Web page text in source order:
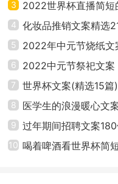
5、你一直在我左
处。
6、你是我的阿托
干舌燥是你。
7、你是我的洋地
时的心律失常。
3 2022世界杯直播简短
4 化妆品推销文案精选
5 2022年中元节烧纸文
6 2022中元节祭祀文案
7 世界杯文案(精选15篇)
8 医学生的浪漫暖心文
9 过年期间招聘文案
10 喝着啤酒看世界杯简